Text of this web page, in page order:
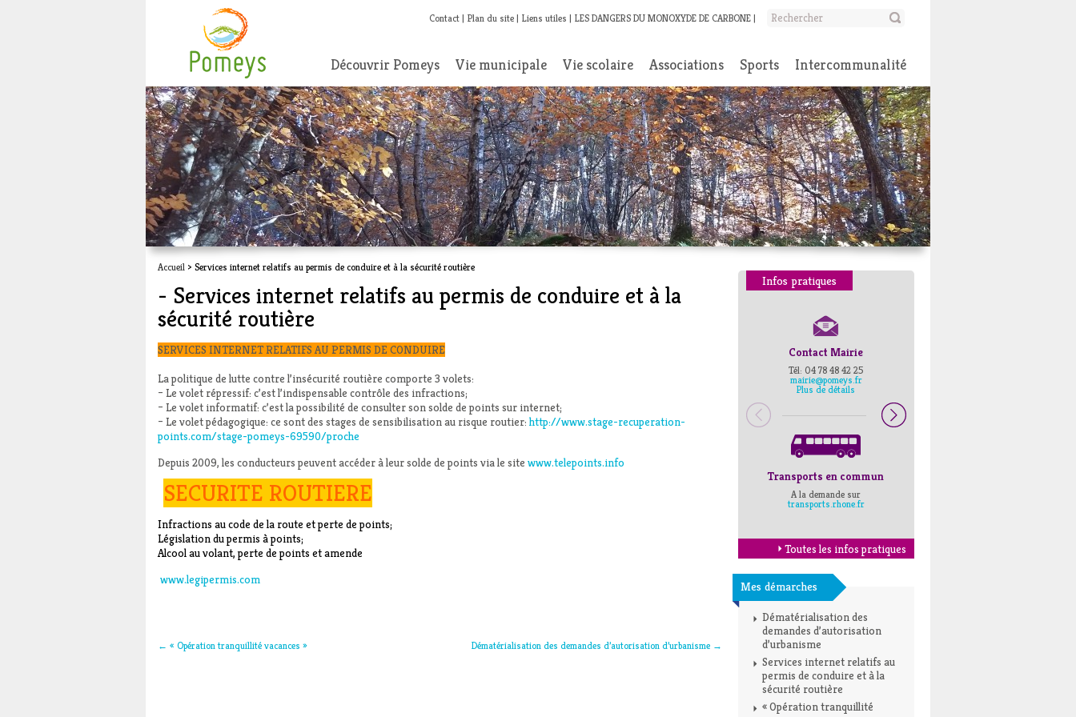
Contact Plan du site Liens utiles LES DANGERS DU MONOXYDE DE CARBONE
Découvrir Pomeys Vie municipale Vie scolaire Associations Sports Intercommunalité
Accueil > Services internet relatifs au permis de conduire et à la sécurité routière
- Services internet relatifs au permis de conduire et à la
sécurité routière
SERVICES INTERNET RELATIFS AU PERMIS DE CONDUIRE
La politique de lutte contre l’insécurité routière comporte 3 volets:
– Le volet répressif: c’est l’indispensable contrôle des infractions;
– Le volet informatif: c’est la possibilité de consulter son solde de points sur internet;
– Le volet pédagogique: ce sont des stages de sensibilisation au risque routier: http://www.stage-recuperation-
points.com/stage-pomeys-69590/proche
Depuis 2009, les conducteurs peuvent accéder à leur solde de points via le site www.telepoints.info
SECURITE ROUTIERE
Infractions au code de la route et perte de points;
Législation du permis à points;
Alcool au volant, perte de points et amende
www.legipermis.com
← « Opération tranquillité vacances » Dématérialisation des demandes d’autorisation d’urbanisme →
Infos pratiques
Contact Mairie
Tél: 04 78 48 42 25
mairie@pomeys.fr
Plus de détails
Transports en commun
A la demande sur
transports.rhone.fr
Toutes les infos pratiques
Mes démarches
Dématérialisation des
demandes d’autorisation
d’urbanisme
Services internet relatifs au
permis de conduire et à la
sécurité routière
« Opération tranquillité